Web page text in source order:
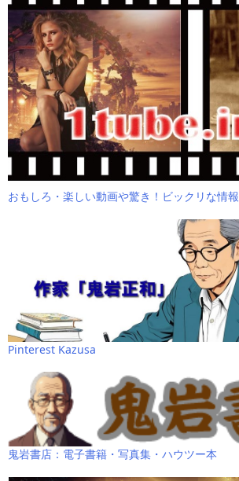
おもしろ・楽しい動画や驚き！ビックリな情報
Pinterest Kazusa
鬼岩書店：電子書籍・写真集・ハウツー本